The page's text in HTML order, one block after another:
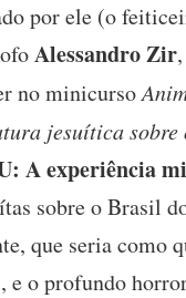
por ele (o
Alessandro Zir
no minicurso
jesuítica
A experiência
sobre o Brasil
que seria como
o profundo